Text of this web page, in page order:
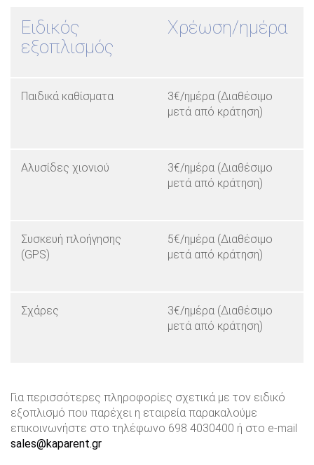
Ειδικός
εξοπλισμός
Χρέωση/ημέρα
Παιδικά καθίσματα
3€/ημέρα (Διαθέσιμο
μετά από κράτηση)
Αλυσίδες χιονιού
3€/ημέρα (Διαθέσιμο
μετά από κράτηση)
Συσκευή πλοήγησης
(GPS)
5€/ημέρα (Διαθέσιμο
μετά από κράτηση)
Σχάρες
3€/ημέρα (Διαθέσιμο
μετά από κράτηση)
Για περισσότερες πληροφορίες σχετικά με τον ειδικό
εξοπλισμό που παρέχει η εταιρεία παρακαλούμε
επικοινωνήστε στο τηλέφωνο 698 4030400 ή στο e-mail
sales@kaparent.gr